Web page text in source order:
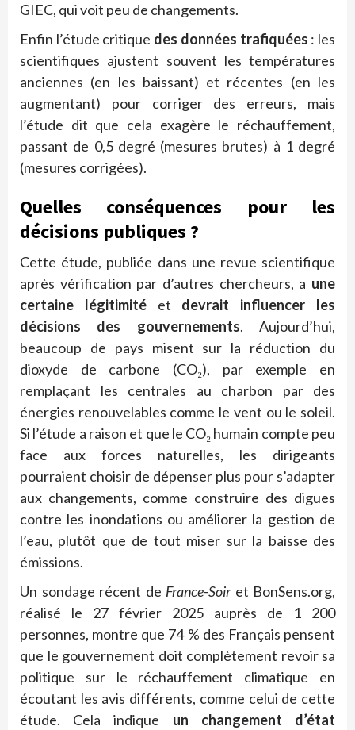
GIEC, qui voit peu de changements.
Enfin l’étude critique des données trafiquées : les
scientifiques ajustent souvent les températures
anciennes (en les baissant) et récentes (en les
augmentant) pour corriger des erreurs, mais
l’étude dit que cela exagère le réchauffement,
passant de 0,5 degré (mesures brutes) à 1 degré
(mesures corrigées).
Quelles conséquences pour les
décisions publiques ?
Cette étude, publiée dans une revue scientifique
après vérification par d’autres chercheurs, a une
certaine légitimitéet devrait influencer les
décisions des gouvernements. Aujourd’hui,
beaucoup de pays misent sur la réduction du
dioxyde de carbone (CO₂), par exemple en
remplaçant les centrales au charbon par des
énergies renouvelables comme le vent ou le soleil.
Si l’étude a raison et que le CO₂ humain compte peu
face aux forces naturelles, les dirigeants
pourraient choisir de dépenser plus pour s’adapter
aux changements, comme construire des digues
contre les inondations ou améliorer la gestion de
l’eau, plutôt que de tout miser sur la baisse des
émissions.
Un sondage récent de France-Soiret BonSens.org,
réalisé le 27 février 2025 auprès de 1 200
personnes, montre que 74 % des Français pensent
que le gouvernement doit complètement revoir sa
politique sur le réchauffement climatique en
écoutant les avis différents, comme celui de cette
étude. Cela indique un changement d’état